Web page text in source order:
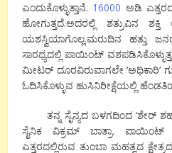
ಎಂದುಕೊಳ್ಳುತ್ತಾನೆ. 16000 ಅಡಿ
ಹೋಗುತ್ತದೆ.ಅದರಲ್ಲಿ ಶತ್ರುವಿನ
ಯಶಸ್ವಿಯಾಗೊಲ್ಲ.ಮರುದಿನ ಹತ್ತು
ಸಾರಥ್ಯದಲ್ಲಿ ಪಾಯಿಂಟ್
ಮೀಟರ್ ದೂರವಿರುವಾಗಲೇ‘ಅಧಿಕಾರಿ‘
ಓದಿಸಿಕೊಳ್ಳುವ ಹುಸಿನಿರೀಕ್ಷೆಯಲ್ಲಿ
ತನ್ನ ಸೈನ್ಯದ ಬಳಗದಿಂದ ‘ಶೇರ್
ಸೈನಿಕ ವಿಕ್ರಮ್ ಬಾತ್ರಾ. ಪಾಯಿಂಟ್
ಎತ್ತರದಲ್ಲಿರುವ ತುಂಬಾ ಮಹತ್ವದ